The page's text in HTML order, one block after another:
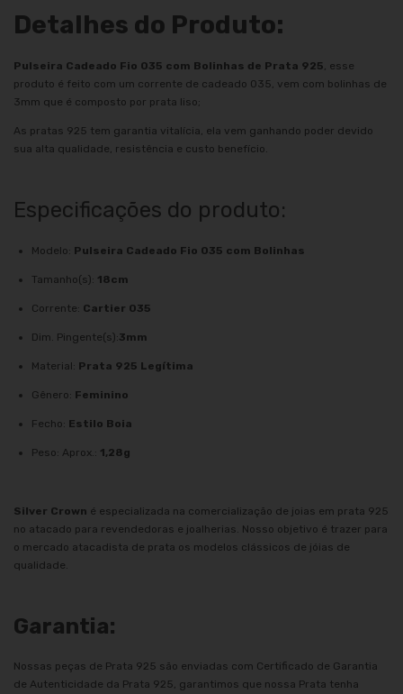
Detalhes do Produto:
Pulseira Cadeado Fio 035 com Bolinhas de Prata 925 , esse
produto é feito com um corrente de cadeado 035, vem com bolinhas de
3mm que é composto por prata liso;
As pratas 925 tem garantia vitalícia, ela vem ganhando poder devido
sua alta qualidade, resistência e custo benefício.
Especificações do produto:
Modelo: Pulseira Cadeado Fio 035 com Bolinhas
Tamanho(s): 18cm
Corrente: Cartier 035
Dim. Pingente(s):3mm
Material: Prata 925 Legítima
Gênero: Feminino
Fecho: Estilo Boia
Peso: Aprox.: 1,28g
Silver Crown é especializada na comercialização de joias em prata 925
no atacado para revendedoras e joalherias. Nosso objetivo é trazer para
o mercado atacadista de prata os modelos clássicos de jóias de
qualidade.
Garantia:
Nossas peças de Prata 925 são enviadas com Certificado de Garantia
de Autenticidade da Prata 925, garantimos que nossa Prata tenha